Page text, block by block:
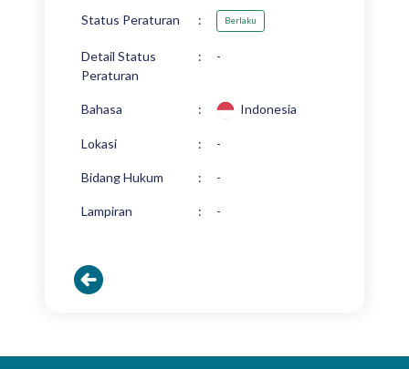
Status Peraturan : Berlaku
Detail Status
Peraturan
: -
Bahasa : Indonesia
Lokasi : -
Bidang Hukum : -
Lampiran : -